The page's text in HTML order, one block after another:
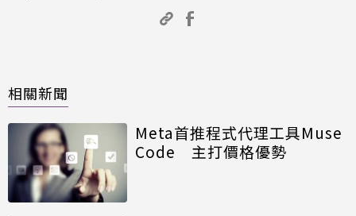
相關新聞
Meta首推程式代理工具Muse
Code 主打價格優勢